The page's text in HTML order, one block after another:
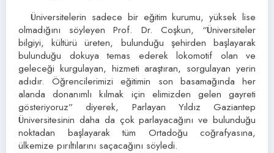
Üniversitelerin sadece bir eğitim kurumu, yüksek lise
olmadığını söyleyen Prof. Dr. Coşkun, “Üniversiteler
bilgiyi, kültürü üreten, bulunduğu şehirden başlayarak
bulunduğu dokuya temas ederek lokomotif olan ve
geleceği kurgulayan, hizmeti araştıran, sorgulayan yerin
adıdır. Öğrencilerimizi eğitimin son basamağında her
alanda donanımlı kılmak için elimizden gelen gayreti
gösteriyoruz” diyerek, Parlayan Yıldız Gaziantep
Üniversitesinin daha da çok parlayacağını ve bulunduğu
noktadan başlayarak tüm Ortadoğu coğrafyasına,
ülkemize pırıltılarını saçacağını söyledi.